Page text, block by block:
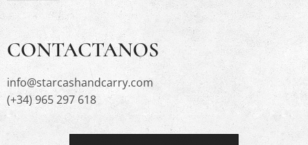
CONTACTANOS
info@starcashandcarry.com
(+34) 965 297 618